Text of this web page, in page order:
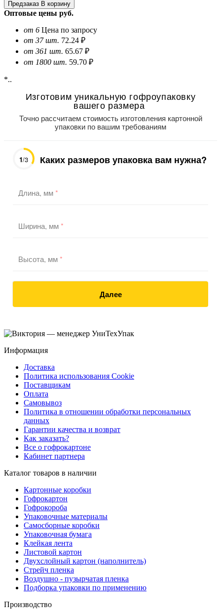
Предзаказ В корзину
Оптовые цены руб.
от 6 Цена по запросу
от 37 шт. 72.24 ₽
от 361 шт. 65.67 ₽
от 1800 шт. 59.70 ₽
*..
Изготовим уникальную гофроупаковку
вашего размера
Точно рассчитаем стоимость изготовления картонной
упаковки по вашим требованиям
1/3 Каких размеров упаковка вам нужна?
Длина, мм*
Ширина, мм*
Высота, мм*
Далее
Информация
Доставка
Политика использования Cookie
Поставщикам
Оплата
Самовывоз
Политика в отношении обработки персональных
данных
Гарантии качества и возврат
Как заказать?
Все о гофрокартоне
Кабинет партнера
Каталог товаров в наличии
Картонные коробки
Гофрокартон
Гофрокороба
Упаковочные материалы
Самосборные коробки
Упаковочная бумага
Клейкая лента
Листовой картон
Двухслойный картон (наполнитель)
Стрейч пленка
Воздушно - пузырчатая пленка
Подборка упаковки по применению
Производство